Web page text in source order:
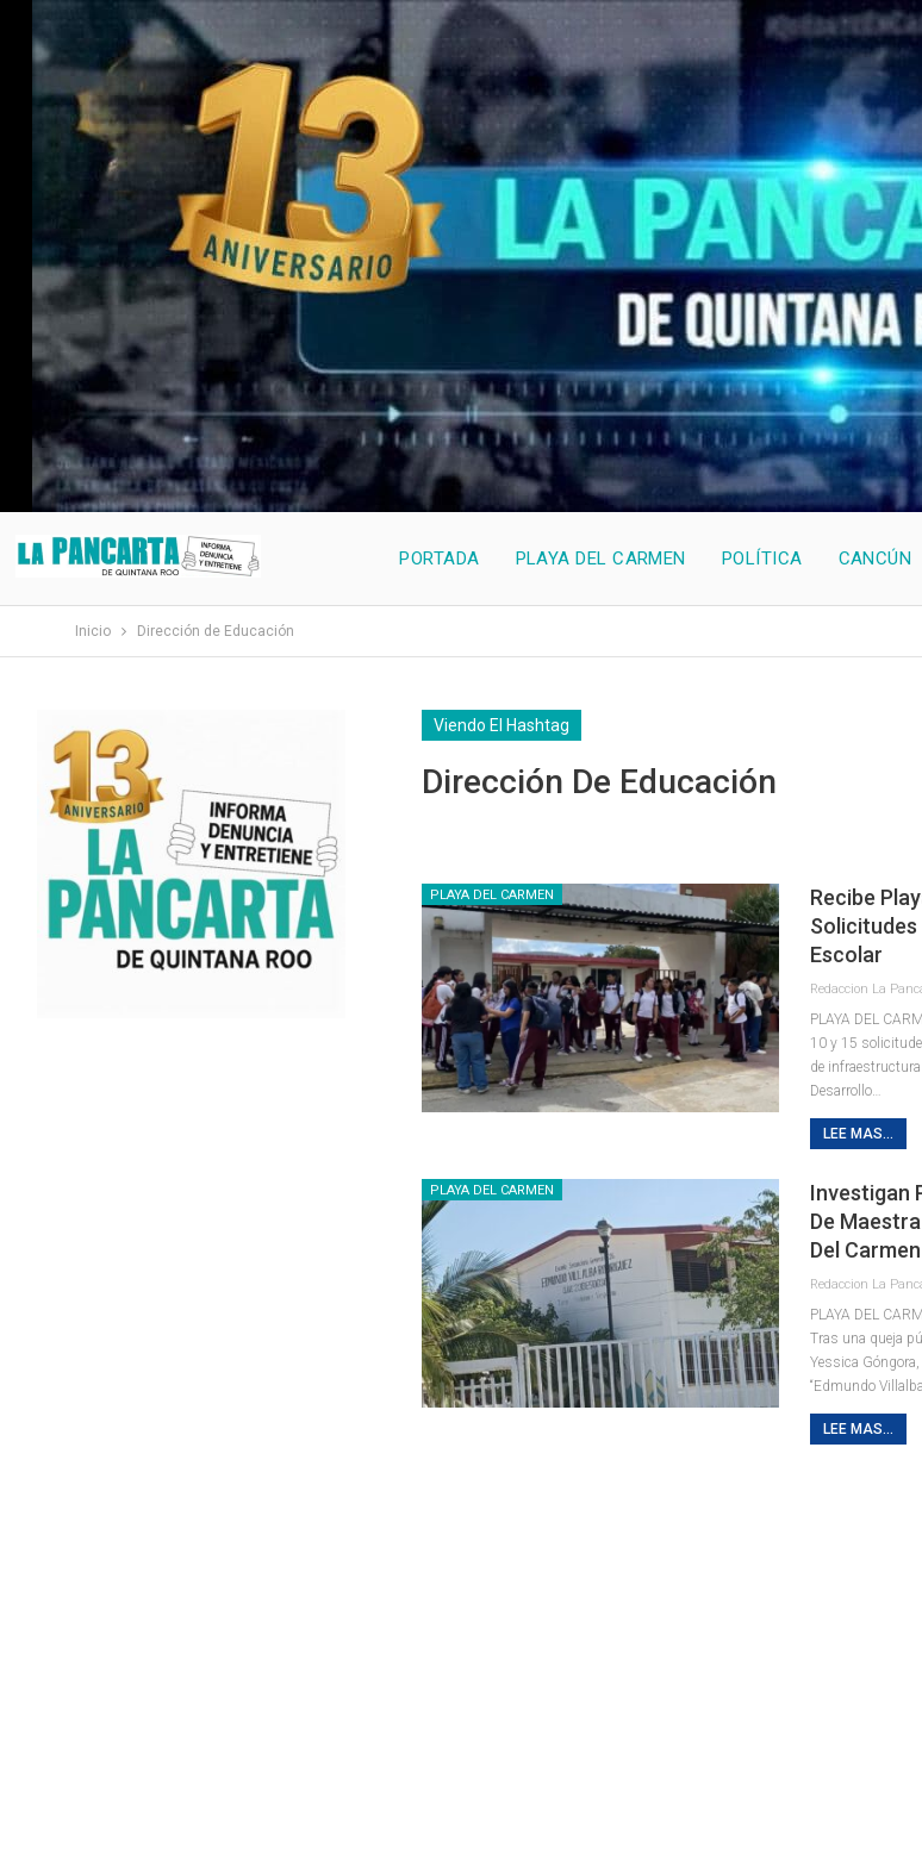
PORTADA PLAYA DEL CARMEN POLÍTICA CANCÚN
Inicio Dirección de Educación
Viendo El Hashtag
Dirección De Educación
PLAYA DEL CARMEN
Recibe
Escolar
PLAYA DEL
10 y 15
de infraestructura
Desarrollo
LEE MAS...
PLAYA DEL CARMEN
Investigan
De
Del Carmen
PLAYA DEL
Tras una queja
Yessica
“Edmundo Villalba
LEE MAS...